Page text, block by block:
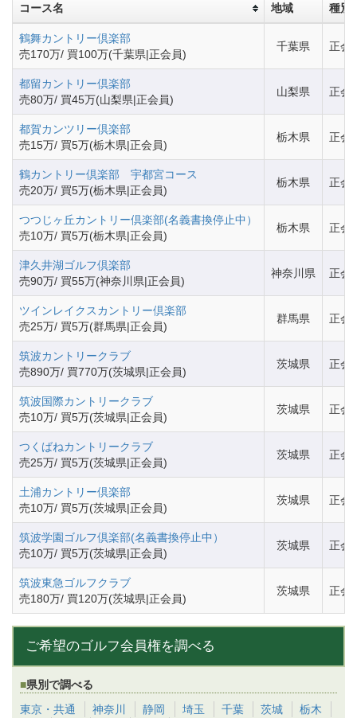
コース名 地域 種別
鶴舞カントリー倶楽部
売170万/ 買100万(千葉県|正会員)
千葉県 正会
都留カントリー倶楽部
売80万/ 買45万(山梨県|正会員)
山梨県 正会
都賀カンツリー倶楽部
売15万/ 買5万(栃木県|正会員)
栃木県 正会
鶴カントリー倶楽部 宇都宮コース
売20万/ 買5万(栃木県|正会員)
栃木県 正会
つつじヶ丘カントリー倶楽部(名義書換停止中）
売10万/ 買5万(栃木県|正会員)
栃木県 正会
津久井湖ゴルフ倶楽部
売90万/ 買55万(神奈川県|正会員)
神奈川県 正会
ツインレイクスカントリー倶楽部
売25万/ 買5万(群馬県|正会員)
群馬県 正会
筑波カントリークラブ
売890万/ 買770万(茨城県|正会員)
茨城県 正会
筑波国際カントリークラブ
売10万/ 買5万(茨城県|正会員)
茨城県 正会
つくばねカントリークラブ
売25万/ 買5万(茨城県|正会員)
茨城県 正会
土浦カントリー倶楽部
売10万/ 買5万(茨城県|正会員)
茨城県 正会
筑波学園ゴルフ倶楽部(名義書換停止中）
売10万/ 買5万(茨城県|正会員)
茨城県 正会
筑波東急ゴルフクラブ
売180万/ 買120万(茨城県|正会員)
茨城県 正会
ご希望のゴルフ会員権を調べる
県別で調べる
東京・共通
神奈川 静岡 埼玉 千葉 茨城
栃木